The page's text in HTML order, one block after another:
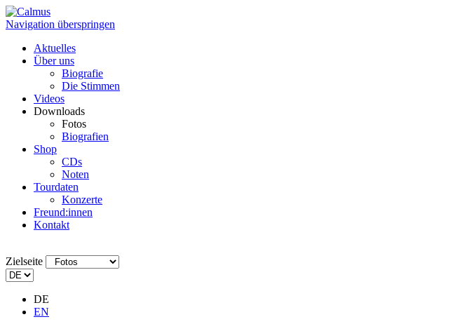
Navigation überspringen
Aktuelles
Über uns
Biografie
Die Stimmen
Videos
Downloads
Fotos
Biografien
Shop
CDs
Noten
Tourdaten
Konzerte
Freund:innen
Kontakt
Zielseite
DE
EN